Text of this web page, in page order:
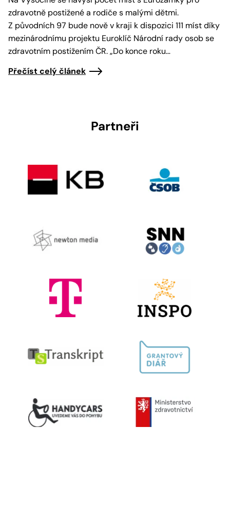
zdravotně postižené a rodiče s malými dětmi.
Z původních 97 bude nově v kraji k dispozici 111 míst díky
mezinárodnímu projektu Euroklíč Národní rady osob se
zdravotním postižením ČR. „Do konce roku…
Přečíst celý článek
Partneři